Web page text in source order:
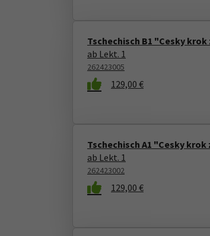
Tschechisch B1 "Cesky
ab Lekt. 1
262423005
129,00 €
Tschechisch A1 "Cesky
ab Lekt. 1
262423002
129,00 €